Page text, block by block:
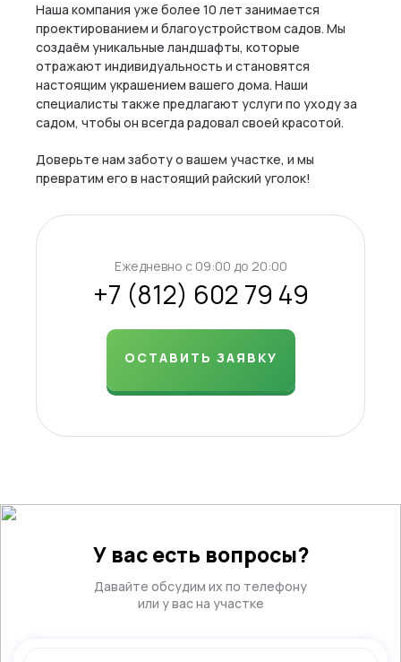
Наша компания уже более 10 лет занимается
проектированием и благоустройством садов. Мы
создаём уникальные ландшафты, которые
отражают индивидуальность и становятся
настоящим украшением вашего дома. Наши
специалисты также предлагают услуги по уходу за
садом, чтобы он всегда радовал своей красотой.
Доверьте нам заботу о вашем участке, и мы
превратим его в настоящий райский уголок!
Ежедневно c 09:00 до 20:00
+7 (812) 602 79 49
ОСТАВИТЬ ЗАЯВКУ
У вас есть вопросы?
Давайте обсудим их по телефону
или у вас на участке